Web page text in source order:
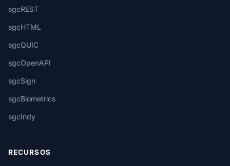
sgcREST
sgcHTML
sgcQUIC
sgcOpenAPI
sgcSign
sgcBiometrics
sgcIndy
RECURSOS